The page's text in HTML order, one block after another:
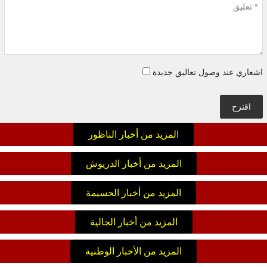
اشعاري عند وصول تعاليق جديدة
اقترح
المزيد من أخبار الناظور
المزيد من أخبار الدريوش
المزيد من أخبار الحسيمة
المزيد من أخبار الجالية
المزيد من الأخبار الوطنية